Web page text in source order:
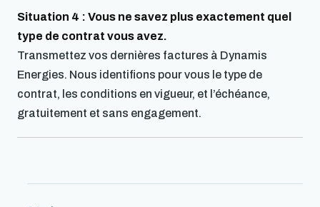
Situation 4 : Vous ne savez plus exactement quel
type de contrat vous avez.
Transmettez vos dernières factures à Dynamis
Energies. Nous identifions pour vous le type de
contrat, les conditions en vigueur, et l’échéance,
gratuitement et sans engagement.